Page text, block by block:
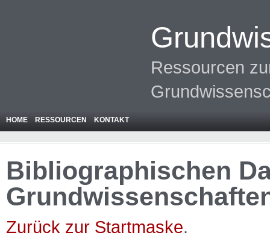
Ressourcen
HOME RESSOURCEN KONTAKT
Bibliographischen
Zurück zur Startmaske.